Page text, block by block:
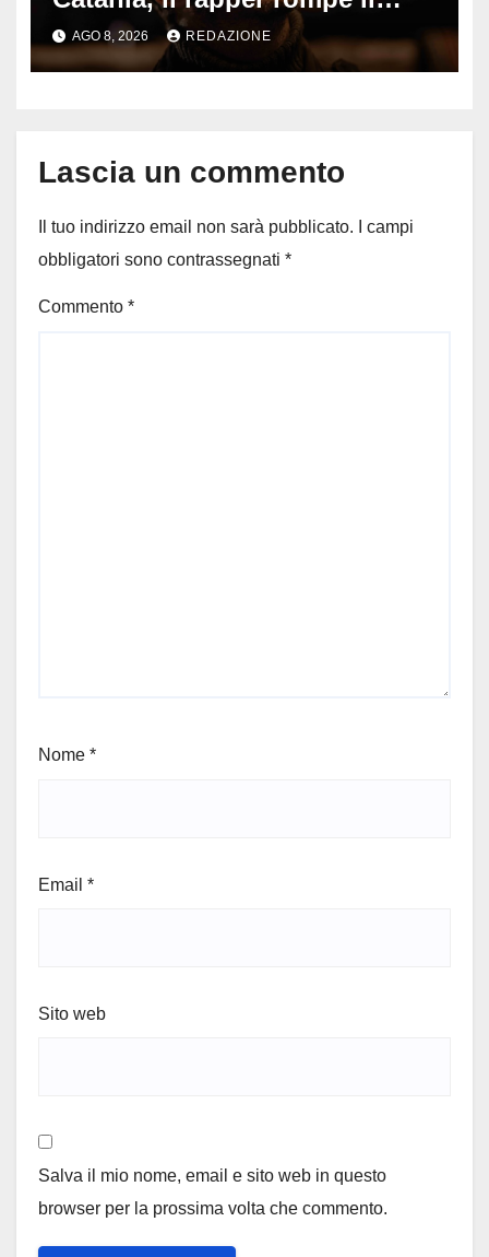
silenzio dopo la notte in
ospedale: come sta e cosa
succede al tour
AGO 8, 2026 REDAZIONE
Lascia un commento
Il tuo indirizzo email non sarà pubblicato.
I campi
obbligatori sono contrassegnati *
Commento *
Nome *
Email *
Sito web
Salva il mio nome, email e sito web in questo
browser per la prossima volta che commento.